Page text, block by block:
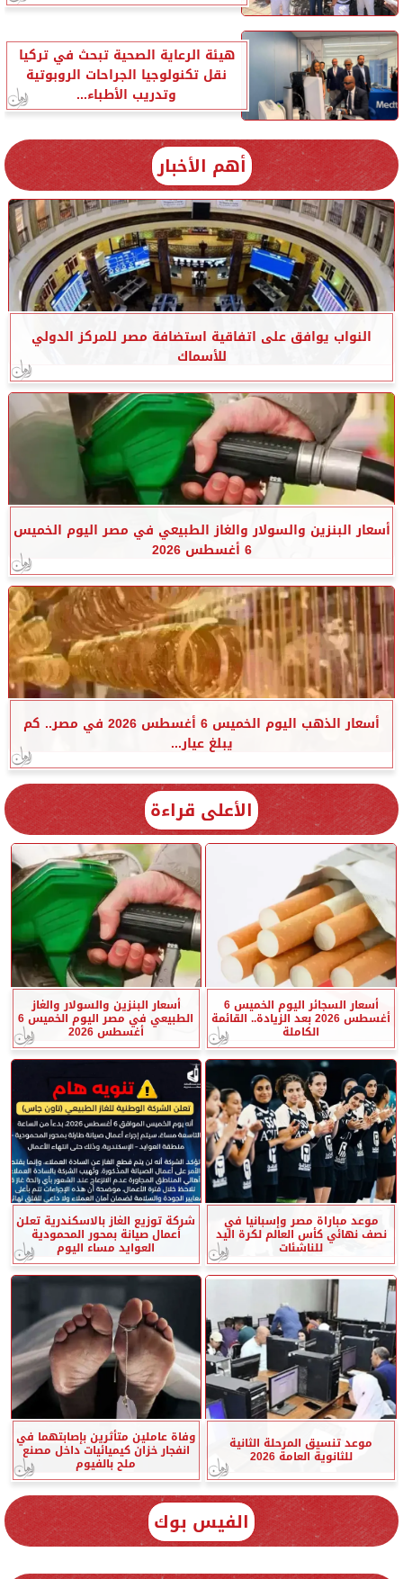
هيئة الرعاية الصحية تبحث في تركيا
نقل تكنولوجيا الجراحات الروبوتية
وتدريب الأطباء...
أهم الأخبار
النواب يوافق على اتفاقية استضافة مصر للمركز الدولي
للأسماك
أسعار البنزين والسولار والغاز الطبيعي في مصر اليوم الخميس
6 أغسطس 2026
أسعار الذهب اليوم الخميس 6 أغسطس 2026 في مصر.. كم
يبلغ عيار...
الأعلى قراءة
أسعار السجائر اليوم الخميس 6
أغسطس 2026 بعد الزيادة.. القائمة
الكاملة
أسعار البنزين والسولار والغاز
الطبيعي في مصر اليوم الخميس 6
أغسطس 2026
موعد مباراة مصر وإسبانيا في
نصف نهائي كأس العالم لكرة اليد
للناشئات
شركة توزيع الغاز بالاسكندرية تعلن
أعمال صيانة بمحور المحمودية
العوايد مساء اليوم
موعد تنسيق المرحلة الثانية
للثانوية العامة 2026
وفاة عاملين متأثرين بإصابتهما في
انفجار خزان كيميائيات داخل مصنع
ملح بالفيوم
الفيس بوك